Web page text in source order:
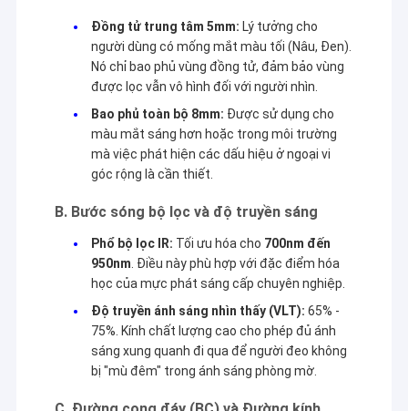
Nhà
Các sản phẩm
Đồng tử trung tâm 5mm: Lý tưởng cho
người dùng có mống mắt màu tối (Nâu, Đen).
Nó chỉ bao phủ vùng đồng tử, đảm bảo vùng
được lọc vẫn vô hình đối với người nhìn.
Bao phủ toàn bộ 8mm: Được sử dụng cho
màu mắt sáng hơn hoặc trong môi trường
mà việc phát hiện các dấu hiệu ở ngoại vi
góc rộng là cần thiết.
B. Bước sóng bộ lọc và độ truyền sáng
Phổ bộ lọc IR: Tối ưu hóa cho 700nm đến
950nm . Điều này phù hợp với đặc điểm hóa
học của mực phát sáng cấp chuyên nghiệp.
Độ truyền ánh sáng nhìn thấy (VLT): 65% -
75%. Kính chất lượng cao cho phép đủ ánh
sáng xung quanh đi qua để người đeo không
bị "mù đêm" trong ánh sáng phòng mờ.
YB Poker Cheat Co., Ltd được thành lập năm 1999 và nằm ở
thành phố nổi tiếng quốc tế Quảng Châu. Đây là công ty đầu tiên
được cấp giấy phép sản xuất, phân phối và dịch vụ sòng bạc.YB
Poker Cheat có thể cung cấpMáy phân tích poker, thẻ đánh dấu